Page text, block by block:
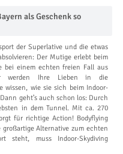
als Geschenk so
der Superlative und die etwas
Der Mutige erlebt beim
bei einem echten freien Fall aus
werden Ihre Lieben in die
wissen, wie sie sich beim Indoor-
geht’s auch schon los: Durch
in dem Tunnel. Mit ca. 270
für richtige Action! Bodyflying
Alternative zum echten
steht, muss Indoor-Skydiving